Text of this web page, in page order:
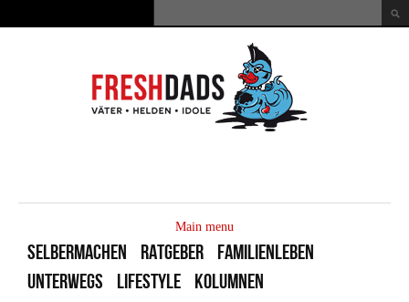
Suchformular
Main menu
SELBERMACHEN RATGEBER
FAMILIENLEBEN
UNTERWEGS
LIFESTYLE KOLUMNEN